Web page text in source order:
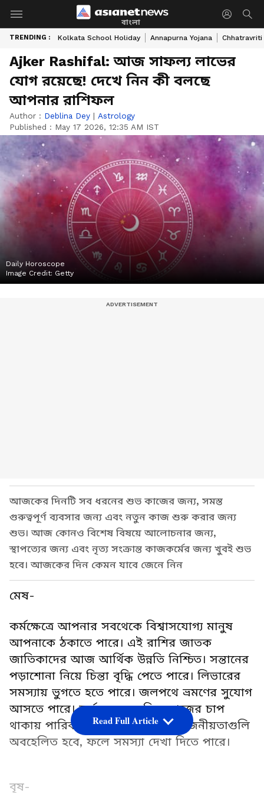
বাংলা
TRENDING : Kolkata School Holiday Annapurna Yojana Chhatravriti
Ajker Rashifal: আজ সাফল্য লাভের
যোগ রয়েছে! দেখে নিন কী বলছে
আপনার রাশিফল
Author : Deblina Dey | Astrology
Published : May 17 2026, 12:35 AM IST
Daily Horoscope
Image Credit: Getty
আজকের দিনটি সব ধরনের শুভ কাজের জন্য, সমস্ত
গুরুত্বপূর্ণ ব্যবসার জন্য এবং নতুন কাজ শুরু করার জন্য
শুভ। আজ কোনও বিশেষ বিষয়ে আলোচনার জন্য,
স্থাপত্যের জন্য এবং নৃত্য সংক্রান্ত কাজকর্মের জন্য খুবই শুভ
হবে। আজকের দিন কেমন যাবে জেনে নিন
মেষ-
কর্মক্ষেত্রে আপনার সবথেকে বিশ্বাসযোগ্য মানুষ
আপনাকে ঠকাতে পারে। এই রাশির জাতক
জাতিকাদের আজ আর্থিক উন্নতি নিশ্চিত। সন্তানের
পড়াশোনা নিয়ে চিন্তা বৃদ্ধি পেতে পারে। লিভারের
সমস্যায় ভুগতে হতে পারে। জলপথে ভ্রমণের সুযোগ
আসতে পারে। কর্মস্থলে অত্যধিক কাজের চাপ
থাকায় পারিবারিক চাহিদা এবং প্রয়োজনীয়তাগুলি
অবহেলিত হবে, ফলে সমস্যা দেখা দিতে পারে।
বৃষ-
Read Full Article